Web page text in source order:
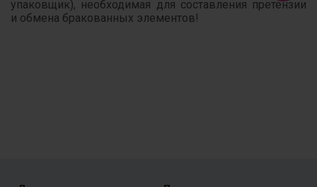
упаковщик), необходимая для составления претензии
и обмена бракованных элементов!